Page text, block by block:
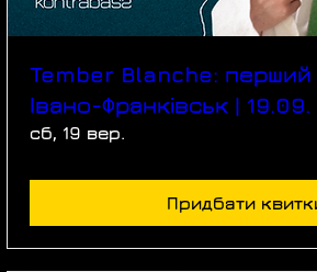
Tember Blanche: перший
Івано-Франківськ | 19.09.
сб, 19 вер.
Придбати